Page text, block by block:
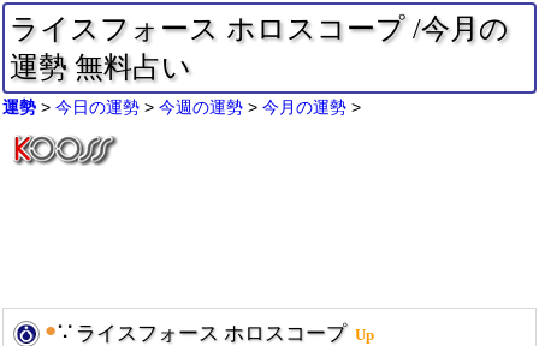
ライスフォース ホロスコープ /今月の
運勢 無料占い
運勢 今日の運勢 今週の運勢 今月の運勢
●∵ ライスフォース ホロスコープ Up